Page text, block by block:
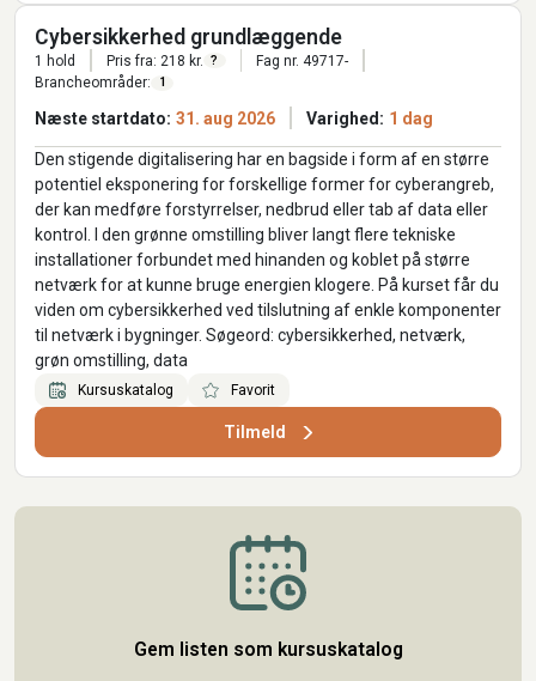
Cybersikkerhed grundlæggende
1 hold Pris fra: 218 kr. ?
Fag nr. 49717-
Brancheområder:
1
Næste startdato: 31. aug 2026 Varighed: 1 dag
Den stigende digitalisering har en bagside i form af en større
potentiel eksponering for forskellige former for cyberangreb,
der kan medføre forstyrrelser, nedbrud eller tab af data eller
kontrol. I den grønne omstilling bliver langt flere tekniske
installationer forbundet med hinanden og koblet på større
netværk for at kunne bruge energien klogere. På kurset får du
viden om cybersikkerhed ved tilslutning af enkle komponenter
til netværk i bygninger. Søgeord: cybersikkerhed, netværk,
grøn omstilling, data
Kursuskatalog Favorit
Tilmeld
Gem listen som kursuskatalog